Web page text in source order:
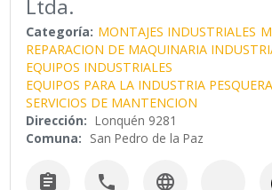
Ltda.
Categoría: MONTAJES INDUSTRIALES
REPARACION DE MAQUINARIA
EQUIPOS INDUSTRIALES
EQUIPOS PARA LA INDUSTRIA PESQUERA
SERVICIOS DE MANTENCION
Dirección: Lonquén 9281
Comuna: San Pedro de la Paz
  